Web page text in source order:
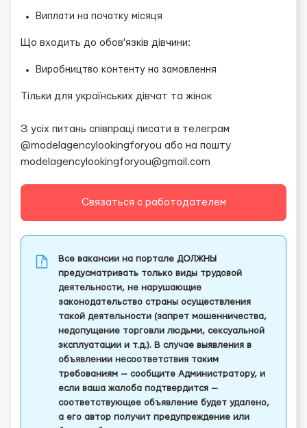
Виплати на початку місяця
Що входить до обов'язків дівчини:
Виробництво контенту на замовлення
Тільки для українських дівчат та жінок
З усіх питань співпраці писати в телеграм
@modelagencylookingforyou або на пошту
modelagencylookingforyou@gmail.com
Связаться с работодателем
Все вакансии на портале ДОЛЖНЫ
предусматривать только виды трудовой
деятельности, не нарушающие
законодательство страны осуществления
такой деятельности (запрет мошенничества,
недопущение торговли людьми, сексуальной
эксплуатации и т.д.). В случае выявления в
объявлении несоответствия таким
требованиям — сообщите Администратору, и
если ваша жалоба подтвердится —
соответствующее объявление будет удалено,
а его автор получит предупреждение или